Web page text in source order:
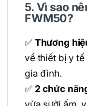
5. Vì sao
FWM50?
✅ Thương
về thiết bị y
gia đình.
✅ 2 chức